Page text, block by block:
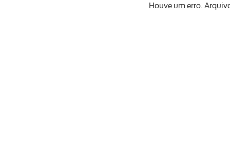
Houve um erro.